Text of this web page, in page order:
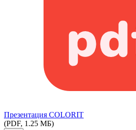
Презентация COLORIT
(PDF, 1.25 МБ)